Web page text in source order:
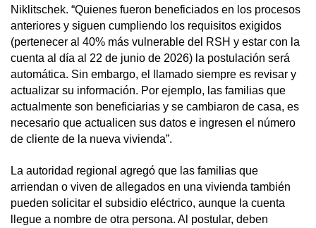
Niklitschek. “Quienes fueron beneficiados en los procesos
anteriores y siguen cumpliendo los requisitos exigidos
(pertenecer al 40% más vulnerable del RSH y estar con la
cuenta al día al 22 de junio de 2026) la postulación será
automática. Sin embargo, el llamado siempre es revisar y
actualizar su información. Por ejemplo, las familias que
actualmente son beneficiarias y se cambiaron de casa, es
necesario que actualicen sus datos e ingresen el número
de cliente de la nueva vivienda”.
La autoridad regional agregó que las familias que
arriendan o viven de allegados en una vivienda también
pueden solicitar el subsidio eléctrico, aunque la cuenta
llegue a nombre de otra persona. Al postular, deben